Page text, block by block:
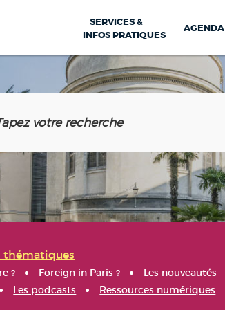
SERVICES &
INFOS PRATIQUES
AGENDA
thématiques
? Foreign in Paris ? Les nouveautés
Les podcasts Ressources numériques